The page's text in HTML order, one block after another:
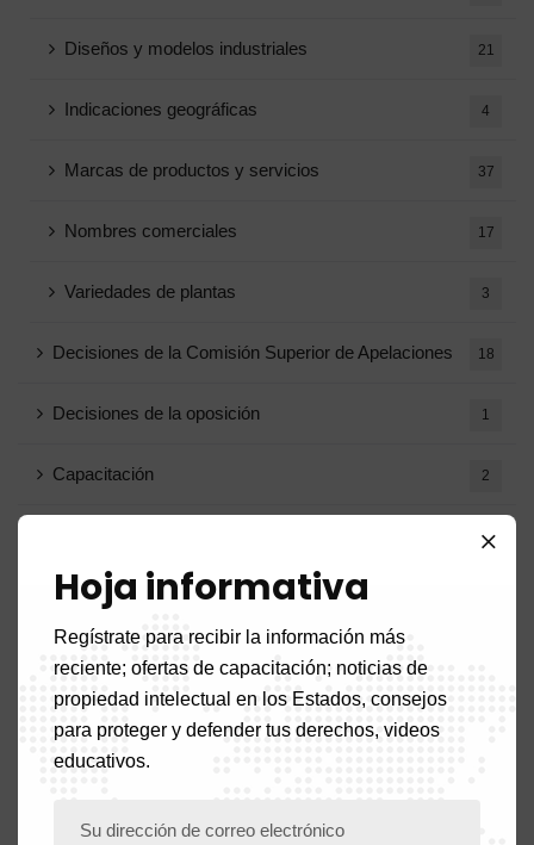
Diseños y modelos industriales 21
Indicaciones geográficas 4
Marcas de productos y servicios 37
Nombres comerciales 17
Variedades de plantas 3
Decisiones de la Comisión Superior de Apelaciones 18
Decisiones de la oposición 1
Capacitación 2
1
Notas circulares
Archivo
Hoja informativa
Regístrate para recibir la información más
reciente; ofertas de capacitación; noticias de
propiedad intelectual en los Estados, consejos
para proteger y defender tus derechos, videos
educativos.